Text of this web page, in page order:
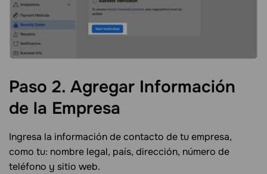
Paso 2. Agregar Información
de la Empresa
Ingresa la información de contacto de tu empresa,
como tu: nombre legal, país, dirección, número de
teléfono y sitio web.